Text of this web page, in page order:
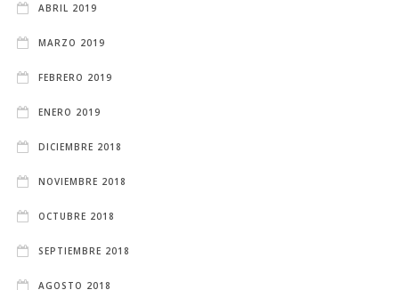
ABRIL 2019
MARZO 2019
FEBRERO 2019
ENERO 2019
DICIEMBRE 2018
NOVIEMBRE 2018
OCTUBRE 2018
SEPTIEMBRE 2018
AGOSTO 2018